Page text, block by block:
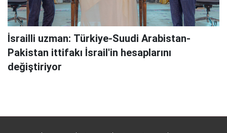
İsrailli uzman: Türkiye-Suudi Arabistan-
Pakistan ittifakı İsrail'in hesaplarını
değiştiriyor